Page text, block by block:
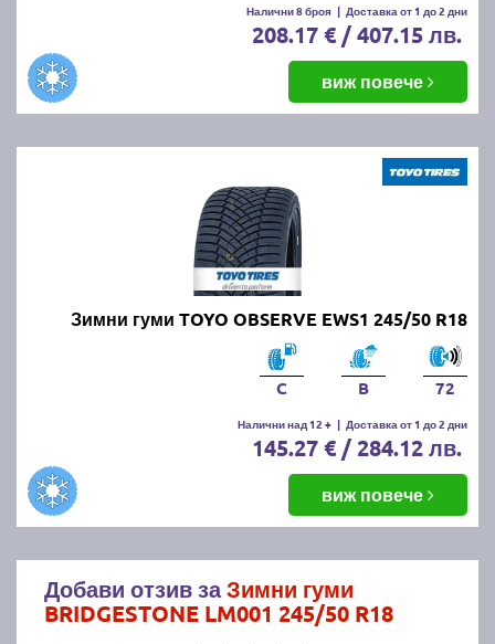
Налични 8 броя | Доставка от 1 до 2 дни
208.17 € / 407.15 лв.
виж повече
Зимни гуми TOYO OBSERVE EWS1 245/50 R18
C B 72
Налични над 12 + | Доставка от 1 до 2 дни
145.27 € / 284.12 лв.
виж повече
Добави отзив заЗимни гуми
BRIDGESTONE LM001 245/50 R18